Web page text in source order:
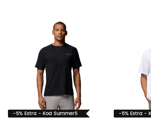
-5% Extra - Kod Summer5 -5% Extra -